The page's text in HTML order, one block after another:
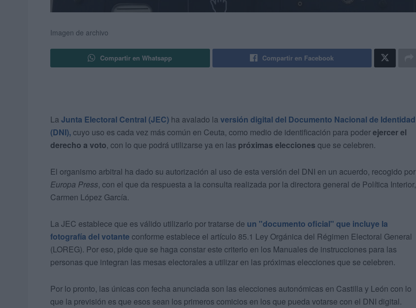
Imagen de archivo
Compartir en Whatsapp Compartir en Facebook
La Junta Electoral Central (JEC) ha avalado la versión digital del Documento Nacional de Identidad
(DNI),cuyo uso es cada vez más común en Ceuta, como medio de identificación para poderejercer el
derecho a voto, con lo que podrá utilizarse ya en las próximas elecciones que se celebren.
El organismo arbitral ha dado su autorización al uso de esta versión del DNI en un acuerdo, recogido por
Europa Press, con el que da respuesta a la consulta realizada por la directora general de Política Interior,
Carmen López García.
La JEC establece que es válido utilizarlo por tratarse de un "documento oficial" que incluye la
fotografía del votante conforme establece el artículo 85.1 Ley Orgánica del Régimen Electoral General
(LOREG). Por eso, pide que se haga constar este criterio en los Manuales de instrucciones para las
personas que integran las mesas electorales a utilizar en las próximas elecciones que se celebren.
Por lo pronto, las únicas con fecha anunciada son las elecciones autonómicas en Castilla y León con lo
que la previsión es que esos sean los primeros comicios en los que pueda votarse con el DNI digital.